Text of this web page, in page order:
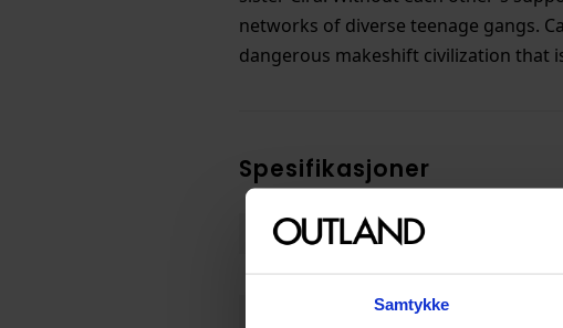
Samtykke
networks of diverse teenage gangs.
dangerous makeshift civilization that
Spesifikasjoner
Varenummer